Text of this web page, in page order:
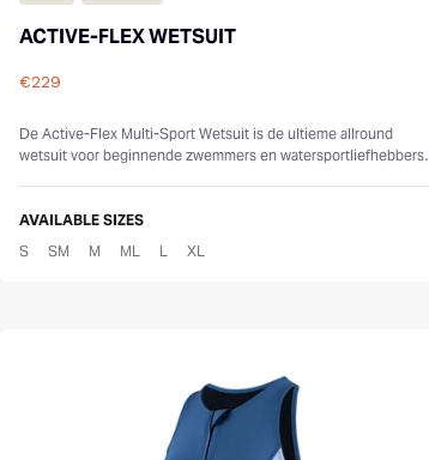
ACTIVE-FLEX WETSUIT
€229
De Active-Flex Multi-Sport Wetsuit is de ultieme allround
wetsuit voor beginnende zwemmers en watersportliefhebbers,
AVAILABLE SIZES
S
SM M ML L XL